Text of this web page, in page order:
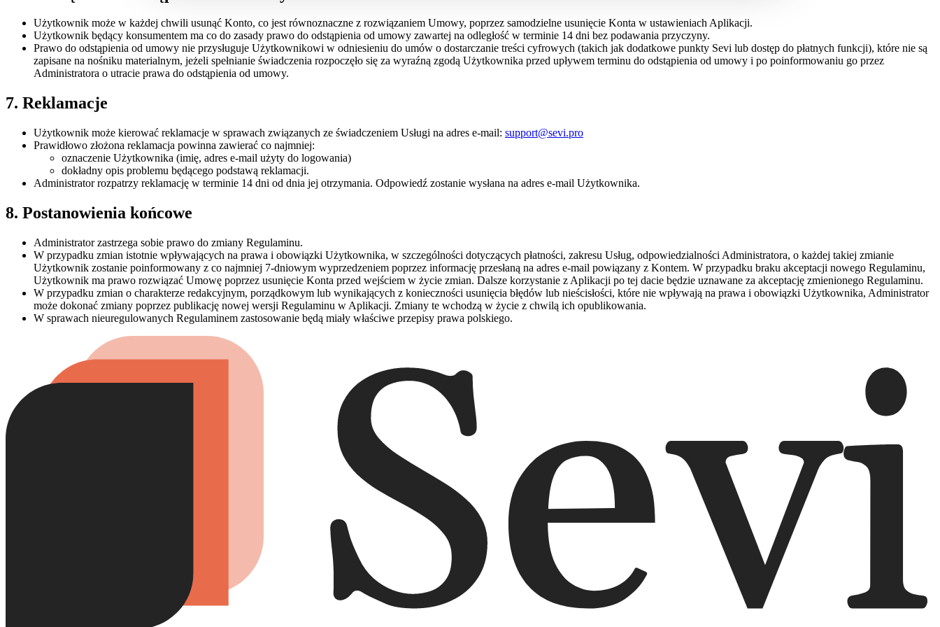
Użytkownik może w każdej chwili usunąć Konto, co jest równoznaczne z rozwiązaniem Umowy, poprzez samodzielne usunięcie Konta w ustawieniach Aplikacji.
Użytkownik będący konsumentem ma co do zasady prawo do odstąpienia od umowy zawartej na odległość w terminie 14 dni bez podawania przyczyny.
Prawo do odstąpienia od umowy nie przysługuje Użytkownikowi w odniesieniu do umów o dostarczanie treści cyfrowych (takich jak dodatkowe punkty Sevi lub dostęp do płatnych funkcji), które nie są
zapisane na nośniku materialnym, jeżeli spełnianie świadczenia rozpoczęło się za wyraźną zgodą Użytkownika przed upływem terminu do odstąpienia od umowy i po poinformowaniu go przez
Administratora o utracie prawa do odstąpienia od umowy.
7. Reklamacje
Użytkownik może kierować reklamacje w sprawach związanych ze świadczeniem Usługi na adres e-mail: support@sevi.pro
Prawidłowo złożona reklamacja powinna zawierać co najmniej:
oznaczenie Użytkownika (imię, adres e-mail użyty do logowania)
dokładny opis problemu będącego podstawą reklamacji.
Administrator rozpatrzy reklamację w terminie 14 dni od dnia jej otrzymania. Odpowiedź zostanie wysłana na adres e-mail Użytkownika.
8. Postanowienia końcowe
Administrator zastrzega sobie prawo do zmiany Regulaminu.
W przypadku zmian istotnie wpływających na prawa i obowiązki Użytkownika, w szczególności dotyczących płatności, zakresu Usług, odpowiedzialności Administratora, o każdej takiej zmianie
Użytkownik zostanie poinformowany z co najmniej 7-dniowym wyprzedzeniem poprzez informację przesłaną na adres e-mail powiązany z Kontem. W przypadku braku akceptacji nowego Regulaminu,
Użytkownik ma prawo rozwiązać Umowę poprzez usunięcie Konta przed wejściem w życie zmian. Dalsze korzystanie z Aplikacji po tej dacie będzie uznawane za akceptację zmienionego Regulaminu.
W przypadku zmian o charakterze redakcyjnym, porządkowym lub wynikających z konieczności usunięcia błędów lub nieścisłości, które nie wpływają na prawa i obowiązki Użytkownika, Administrator
może dokonać zmiany poprzez publikację nowej wersji Regulaminu w Aplikacji. Zmiany te wchodzą w życie z chwilą ich opublikowania.
W sprawach nieuregulowanych Regulaminem zastosowanie będą miały właściwe przepisy prawa polskiego.